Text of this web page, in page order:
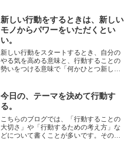
新しい行動をするときは、新しい
モノからパワーをいただくとい
い。
新しい行動をスタートするとき、自分の
やる気を高める意味と、行動することの
勢いをつける意味で「何かひとつ新しい
今日の、テーマを決めて行動す
る。
こちらのブログでは、「行動することの
大切さ」や「行動するための考え方」な
どについて書くことが多いです。その理